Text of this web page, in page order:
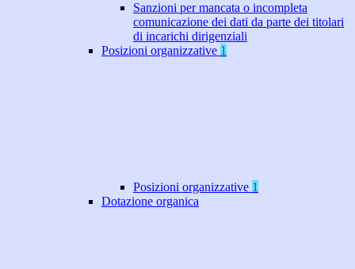
Sanzioni per mancata o incompleta
comunicazione dei dati da parte dei titolari
di incarichi dirigenziali
Posizioni organizzative 1
Posizioni organizzative 1
Dotazione organica